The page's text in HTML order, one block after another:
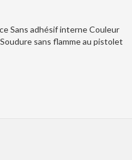
Sans adhésif interne Couleur
sans flamme au pistolet